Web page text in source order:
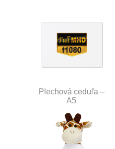
Plechová ceduľa –
A5